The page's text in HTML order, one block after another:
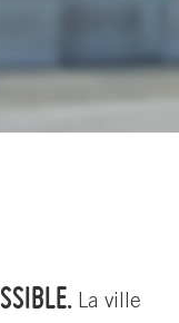
La ville